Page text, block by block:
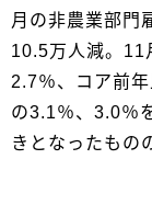
月の非農業部門
10.5万人減。11
2.7％、コア前
の3.1％、3.0％
きとなったもの